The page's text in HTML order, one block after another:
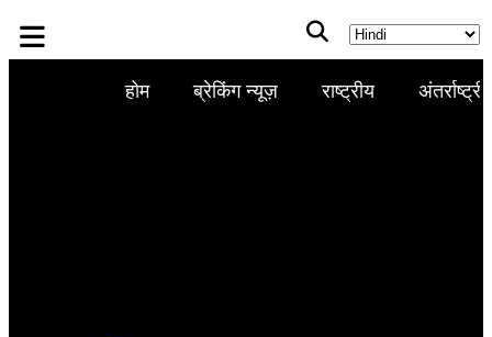
होम ब्रेकिंग न्यूज़ राष्ट्रीय